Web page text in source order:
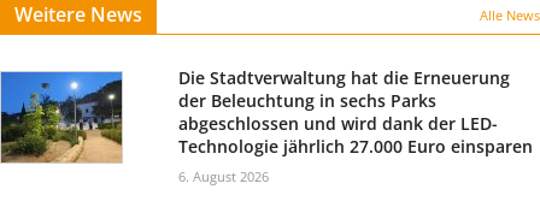
Weitere News Alle News
Die Stadtverwaltung hat die Erneuerung
der Beleuchtung in sechs Parks
abgeschlossen und wird dank der LED-
Technologie jährlich 27.000 Euro einsparen
6. August 2026